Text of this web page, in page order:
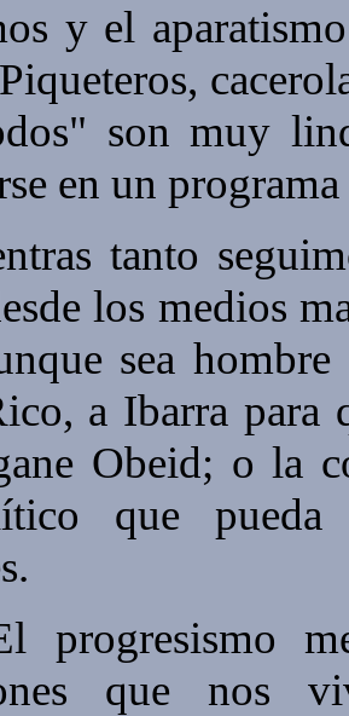
y el
son muy
en un
tanto
los medios
sea
a Ibarra para
Obeid; o la
que pueda
que nos